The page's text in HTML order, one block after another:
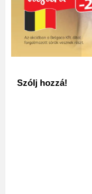
Szólj hozzá!